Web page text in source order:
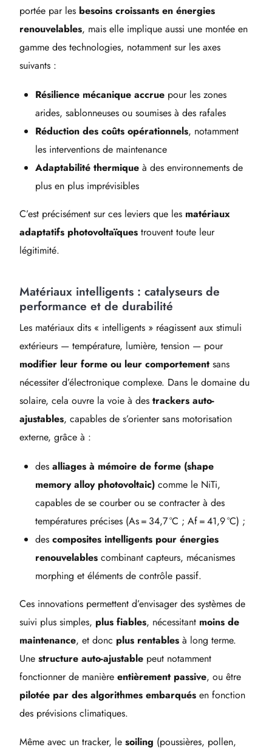
portée par les besoins croissants en énergies
renouvelables, mais elle implique aussi une montée en
gamme des technologies, notamment sur les axes
suivants :
Résilience mécanique accrue pour les zones
arides, sablonneuses ou soumises à des rafales
Réduction des coûts opérationnels, notamment
les interventions de maintenance
Adaptabilité thermique à des environnements de
plus en plus imprévisibles
C’est précisément sur ces leviers que les matériaux
adaptatifs photovoltaïques trouvent toute leur
légitimité.
Matériaux intelligents : catalyseurs de
performance et de durabilité
Les matériaux dits « intelligents » réagissent aux stimuli
extérieurs — température, lumière, tension — pour
modifier leur forme ou leur comportement sans
nécessiter d’électronique complexe. Dans le domaine du
solaire, cela ouvre la voie à destrackers auto-
ajustables, capables de s’orienter sans motorisation
externe, grâce à :
des alliages à mémoire de forme (shape
memory alloy photovoltaic) comme le NiTi,
capables de se courber ou se contracter à des
températures précises (As = 34,7 °C ; Af = 41,9 °C) ;
des composites intelligents pour énergies
renouvelables combinant capteurs, mécanismes
morphing et éléments de contrôle passif.
Ces innovations permettent d’envisager des systèmes de
suivi plus simples, plus fiables, nécessitant moins de
maintenance, et donc plus rentables à long terme.
Unestructure auto-ajustable peut notamment
fonctionner de manièreentièrement passive, ou être
pilotée par des algorithmes embarqués en fonction
des prévisions climatiques.
Même avec un tracker, lesoiling (poussières, pollen,